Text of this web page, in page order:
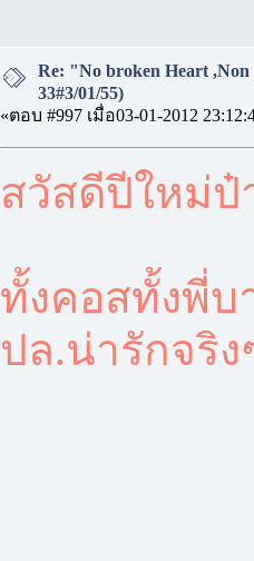
Re: "No broken Heart
33#3/01/55)
«ตอบ #997 เมื่อ03-01-2012
สวัสดีปีใหม่
ทั้งคอสทั้งพี่บ
ปล.น่ารักจริง